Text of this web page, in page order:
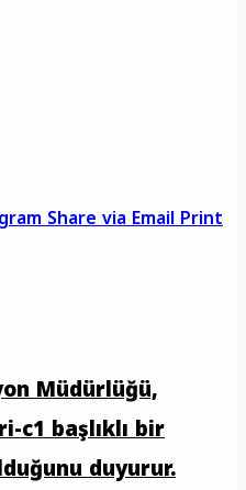
Share via EmailPrint
Müdürlüğü,
c1 başlıklı bir
duyurur.